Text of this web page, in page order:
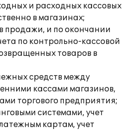
и расходных кассовых
в магазинах;
продажи, и по окончании
по контрольно-кассовой
товаров в
средств между
кассами магазинов,
торгового предприятия;
системами, учет
картам, учет